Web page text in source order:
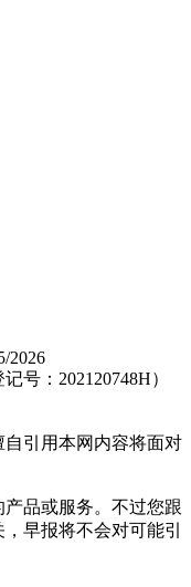
2026
号：202120748H）
引用本网内容将面对
品或服务。不过您跟
早报将不会对可能引